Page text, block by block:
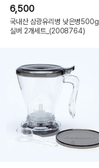
6,500
국내산 삼광유리병 낮은병500g
실버 2개세트_(2008764)